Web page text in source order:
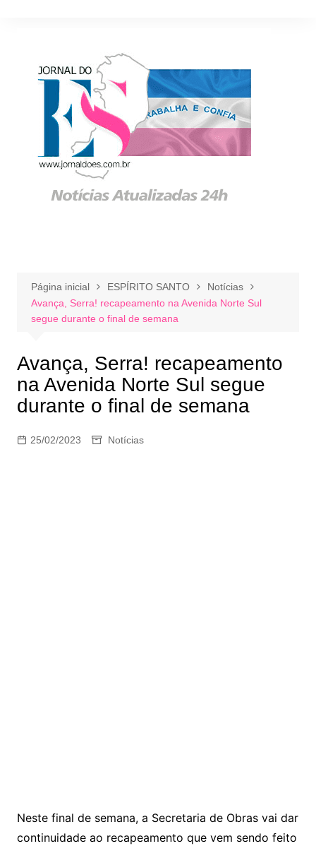
Página inicial ESPÍRITO SANTO
Notícias
Avança, Serra! recapeamento na Avenida Norte Sul
segue durante o final de semana
Avança, Serra! recapeamento
na Avenida Norte Sul segue
durante o final de semana
25/02/2023 Notícias
Neste final de semana, a Secretaria de Obras vai dar
continuidade ao recapeamento que vem sendo feito